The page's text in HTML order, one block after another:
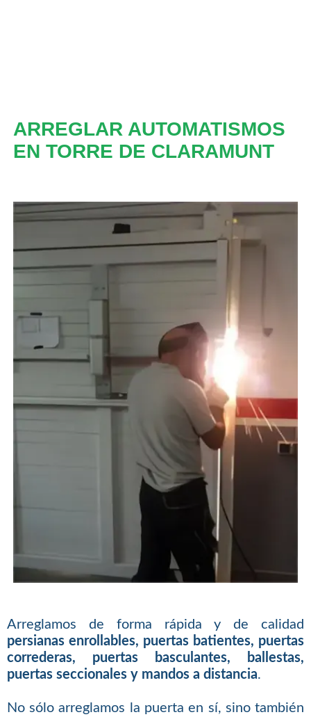
ARREGLAR AUTOMATISMOS
EN TORRE DE CLARAMUNT
Arreglamos de forma rápida y de calidad
persianas enrollables, puertas batientes, puertas
correderas, puertas basculantes, ballestas,
puertas seccionales y mandos a distancia.
No sólo arreglamos la puerta en sí, sino también